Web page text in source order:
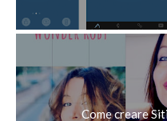
Come creare